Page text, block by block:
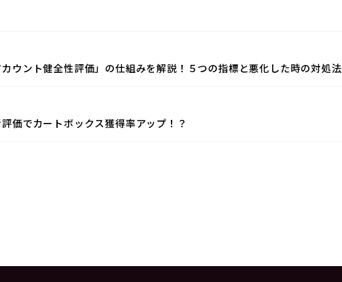
ウント健全性評価」の仕組みを解説！５つの指標と悪化した時の対処法
価でカートボックス獲得率アップ！？